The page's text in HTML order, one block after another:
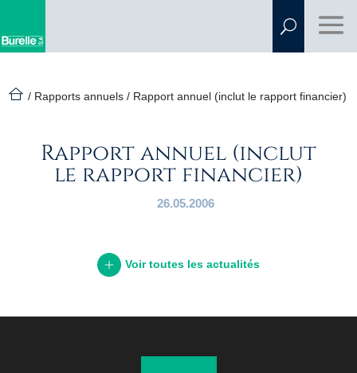
/ Rapports annuels / Rapport annuel (inclut le rapport financier)
Rapport annuel (inclut
le rapport financier)
26.05.2006
Voir toutes les actualités